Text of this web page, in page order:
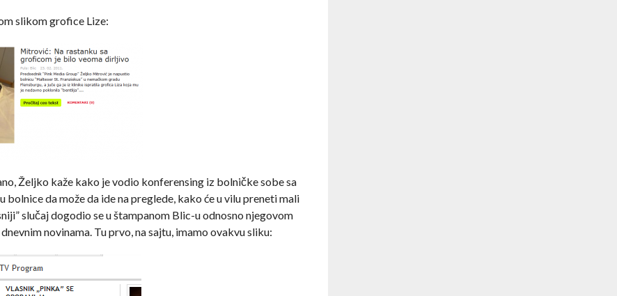
slikom grofice Lize:
Željko kaže kako je vodio konferensing iz bolničke sobe sa
da može da ide na preglede, kako će u vilu preneti mali
slučaj dogodio se u štampanom Blic-u odnosno njegovom
novinama. Tu prvo, na sajtu, imamo ovakvu sliku: